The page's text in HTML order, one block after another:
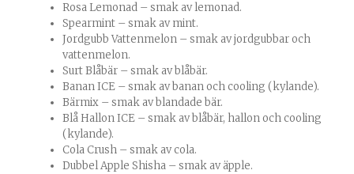
Rosa Lemonad – smak av lemonad.
Spearmint – smak av mint.
Jordgubb Vattenmelon – smak av jordgubbar och
vattenmelon.
Surt Blåbär – smak av blåbär.
Banan ICE – smak av banan och cooling (kylande).
Bärmix – smak av blandade bär.
Blå Hallon ICE – smak av blåbär, hallon och cooling
(kylande).
Cola Crush – smak av cola.
Dubbel Apple Shisha – smak av äpple.